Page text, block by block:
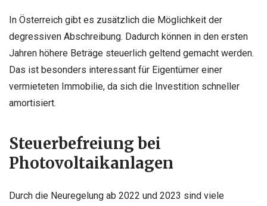
In Österreich gibt es zusätzlich die Möglichkeit der
degressiven Abschreibung. Dadurch können in den ersten
Jahren höhere Beträge steuerlich geltend gemacht werden.
Das ist besonders interessant für Eigentümer einer
vermieteten Immobilie, da sich die Investition schneller
amortisiert.
Steuerbefreiung bei
Photovoltaikanlagen
Durch die Neuregelung ab 2022 und 2023 sind viele